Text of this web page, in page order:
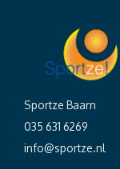
Sportze Baarn
035 631 6269
info@sportze.nl